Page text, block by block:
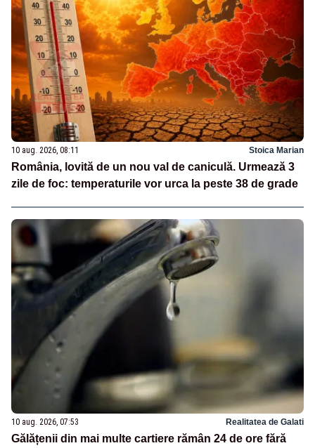
10 aug. 2026, 08:11 Stoica Marian
România, lovită de un nou val de caniculă. Urmează 3
zile de foc: temperaturile vor urca la peste 38 de grade
10 aug. 2026, 07:53 Realitatea de Galati
Gălățenii din mai multe cartiere rămân 24 de ore fără